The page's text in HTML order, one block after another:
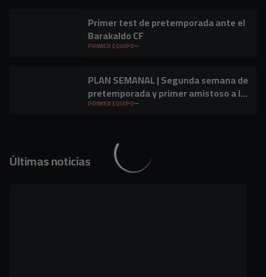
Primer test de pretemporada ante el
Barakaldo CF
PRIMER EQUIPO
PLAN SEMANAL | Segunda semana de
pretemporada y primer amistoso a la
vista
PRIMER EQUIPO
Últimas noticias